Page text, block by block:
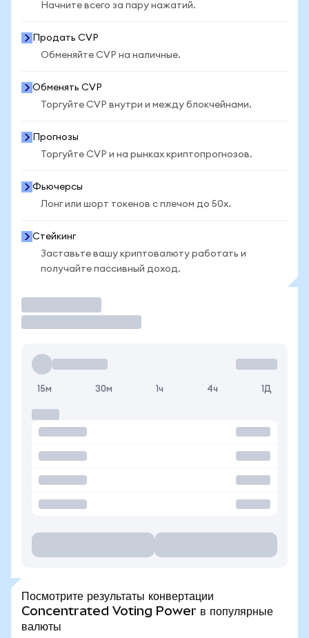
Начните всего за пару нажатий.
Продать CVP
Обменяйте CVP на наличные.
Обменять CVP
Торгуйте CVP внутри и между блокчейнами.
Прогнозы
Торгуйте CVP и на рынках криптопрогнозов.
Фьючерсы
Лонг или шорт токенов с плечом до 50x.
Стейкинг
Заставьте вашу криптовалюту работать и
получайте пассивный доход.
15м 30м 1ч 4ч 1Д
Посмотрите результаты конвертации
Concentrated Voting Power в популярные
валюты